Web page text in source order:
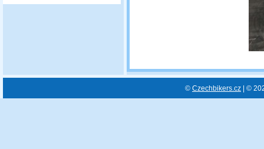
© Czechbikers.cz | ©